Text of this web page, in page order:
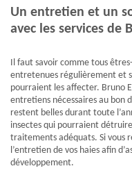
Un entretien et un
avec les services de
Il faut savoir comme tous
entretenues régulièrement et
pourraient les affecter. Bruno
entretiens nécessaires au bon
restent belles durant toute
insectes qui pourraient
traitements adéquats. Si vous
l’entretien de vos haies afin
développement.